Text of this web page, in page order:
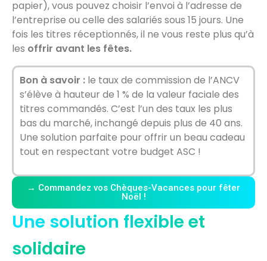
papier), vous pouvez choisir l’envoi à l’adresse de
l’entreprise ou celle des salariés sous 15 jours. Une
fois les titres réceptionnés, il ne vous reste plus qu’à
les offrir avant les fêtes.
Bon à savoir : le taux de commission de l’ANCV
s’élève à hauteur de 1 % de la valeur faciale des
titres commandés. C’est l’un des taux les plus
bas du marché, inchangé depuis plus de 40 ans.
Une solution parfaite pour offrir un beau cadeau
tout en respectant votre budget ASC !
→ Commandez vos Chèques-Vacances pour fêter
Noël !
Une solution flexible et
solidaire